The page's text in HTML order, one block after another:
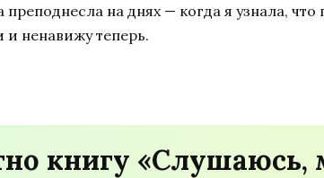
на днях — когда я узнала, что
и ненавижу теперь.
книгу «Слушаюсь,